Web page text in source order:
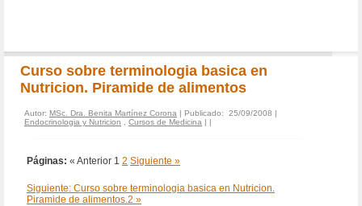
Curso sobre terminologia basica en
Nutricion. Piramide de alimentos
Autor: MSc. Dra. Benita Martínez Corona | Publicado: 25/09/2008 |
Endocrinologia y Nutricion
Cursos de Medicina | |
Páginas: « Anterior 1 2 Siguiente »
Siguiente: Curso sobre terminologia basica en Nutricion.
Piramide de alimentos.2 »